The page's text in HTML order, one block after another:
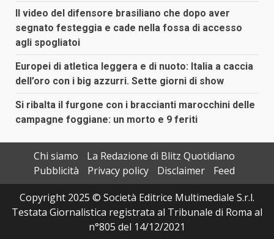
Il video del difensore brasiliano che dopo aver
segnato festeggia e cade nella fossa di accesso
agli spogliatoi
Europei di atletica leggera e di nuoto: Italia a caccia
dell’oro con i big azzurri. Sette giorni di show
Si ribalta il furgone con i braccianti marocchini delle
campagne foggiane: un morto e 9 feriti
Chi siamo
La Redazione di Blitz Quotidiano
Pubblicità
Privacy policy Disclaimer
Feed
Copyright 2025 © Società Editrice Multimediale S.r.l.
Testata Giornalistica registrata al Tribunale di Roma al
n°805 del 14/12/2021